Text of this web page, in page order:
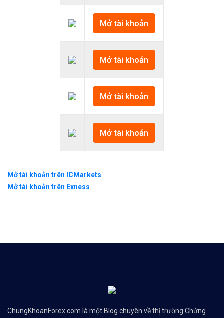
Mở tài khoản
Mở tài khoản
Mở tài khoản
Mở tài khoản
Mở tài khoản trên ICMarkets
Mở tài khoản trên Exness
ChungKhoanForex.com là một Blog chuyên về thị trường Chứng